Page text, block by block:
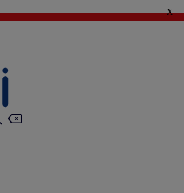
più prodotti fino al -60%*>
x